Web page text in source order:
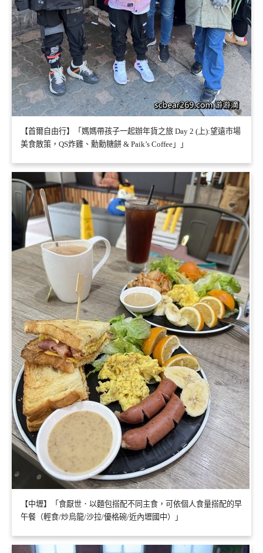
【首爾自由行】「媽媽帶孩子一起辦年貨之旅 Day 2 (上):望遠市場
美食散策，QS炸雞、勳勳糖餅 & Paik’s Coffee」」
【中壢】「食厭世．以麵包搭配不同主食，可依個人食量搭配的早
午餐（輕食/炒烏龍/沙拉/優格碗/近內壢國中）」